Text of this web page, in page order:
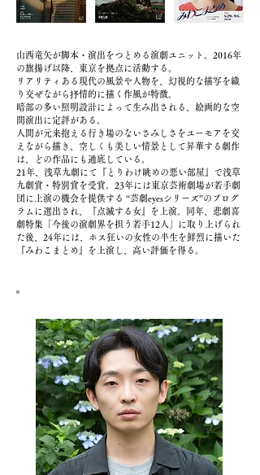
山西竜矢が脚本・演出をつとめる演劇ユニット。2016年
の旗揚げ以降、東京を拠点に活動する。
リアリティある現代の風景や人物を、幻視的な描写を織
り交ぜながら抒情的に描く作風が特徴。
暗部の多い照明設計によって生み出される、絵画的な空
間演出に定評がある。
人間が元来抱える行き場のないさみしさをユーモアを交
えながら描き、空しくも美しい情景として昇華する劇作
は、どの作品にも通底している。
21年、浅草九劇にて『とりわけ眺めの悪い部屋』で浅草
九劇賞・特別賞を受賞。23年には東京芸術劇場が若手劇
団に上演の機会を提供する “芸劇eyesシリーズ”のプログ
ラムに選出され、『点滅する女』を上演。同年、悲劇喜
劇特集「今後の演劇界を担う若手12人」に取り上げられ
た後、24年には、ホス狂いの女性の半生を鮮烈に描いた
『みわこまとめ』を上演し、高い評価を得る。